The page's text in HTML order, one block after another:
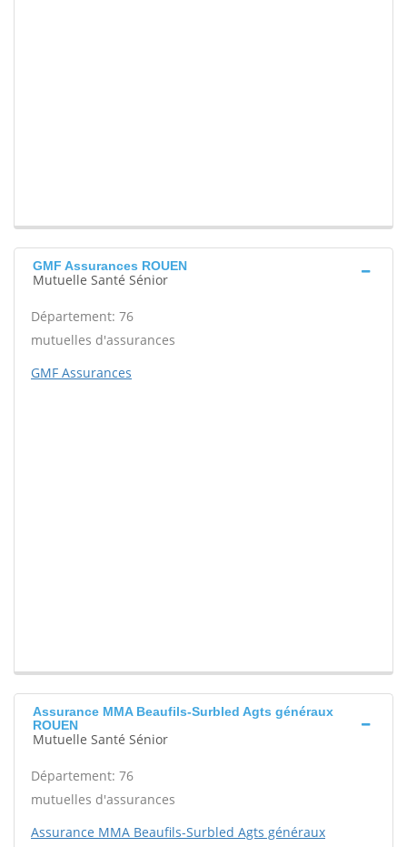
GMF Assurances ROUEN
Mutuelle Santé Sénior
Département: 76
mutuelles d'assurances
GMF Assurances
Assurance MMA Beaufils-Surbled Agts généraux
ROUEN
Mutuelle Santé Sénior
Département: 76
mutuelles d'assurances
Assurance MMA Beaufils-Surbled Agts généraux